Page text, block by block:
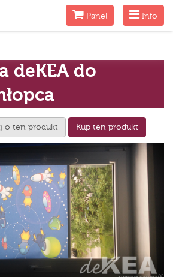
Menu
Info
MenuPanel
deKEA do
o ten produkt Kup ten produkt